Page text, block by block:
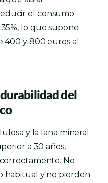
el consumo
lo que supone
y 800 euros al
del
y la lana mineral
a 30 años,
No
habitual y no pierden